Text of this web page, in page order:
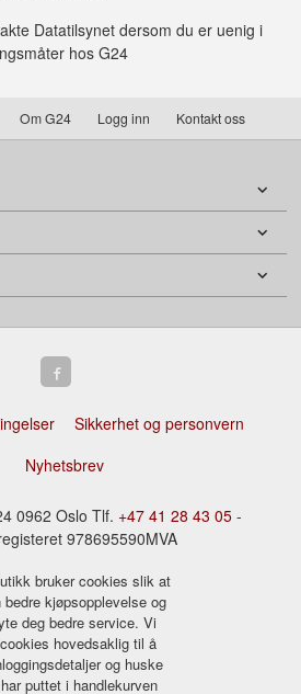
Datatilsynet dersom du er uenig i
hos G24
Om G24 Logg inn Kontakt oss
Sikkerhet og personvern
Nyhetsbrev
0962 Oslo Tlf. +47 41 28 43 05 -
978695590MVA
bruker cookies slik at
bedre kjøpsopplevelse og
deg bedre service. Vi
hovedsaklig til å
og huske
puttet i handlekurven